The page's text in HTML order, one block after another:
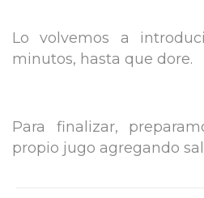
Lo volvemos a
minutos, hasta que dore.
Para finalizar,
propio jugo agregando